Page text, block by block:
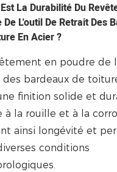
La Durabilité Du
De L'outil De Retrait Des
En Acier ?
en poudre de
bardeaux de
finition solide et
à la rouille et à la
ainsi longévité et
conditions